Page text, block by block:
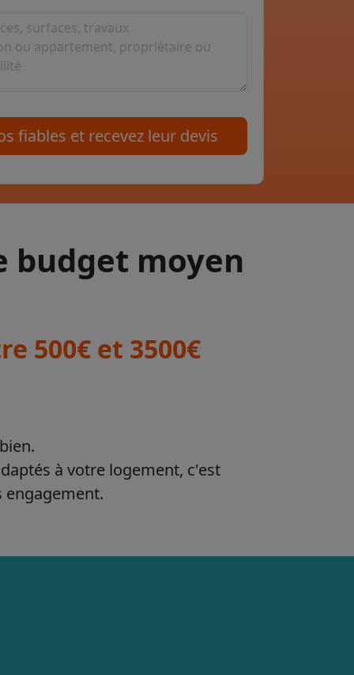
fiables et recevez leur devis
budget moyen
500€ et 3500€
à votre logement, c'est
engagement.